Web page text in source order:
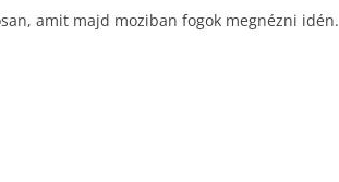
amit majd moziban fogok megnézni idén.